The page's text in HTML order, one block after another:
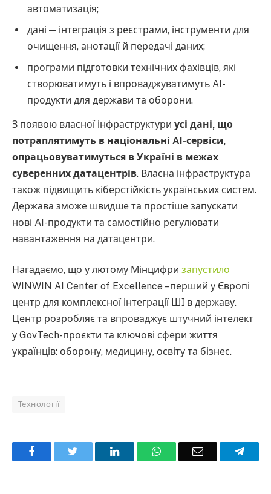
автоматизація;
дані — інтеграція з реєстрами, інструменти для
очищення, анотації й передачі даних;
програми підготовки технічних фахівців, які
створюватимуть і впроваджуватимуть AI-
продукти для держави та оборони.
З появою власної інфраструктури усі дані, що
потраплятимуть в національні AI-сервіси,
опрацьовуватимуться в Україні в межах
суверенних датацентрів. Власна інфраструктура
також підвищить кіберстійкість українських систем.
Держава зможе швидше та простіше запускати
нові AI-продукти та самостійно регулювати
навантаження на датацентри.
Нагадаємо, що у лютому Мінцифри запустило
WINWIN AI Center of Excellence – перший у Європі
центр для комплексної інтеграції ШІ в державу.
Центр розробляє та впроваджує штучний інтелект
у GovTech-проєкти та ключові сфери життя
українців: оборону, медицину, освіту та бізнес.
Технології
Facebook LinkedInWhatsAppEmail